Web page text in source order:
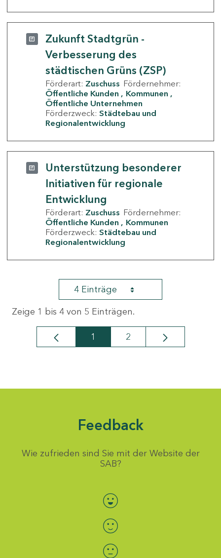
Zukunft Stadtgrün -
Verbesserung des
städtischen Grüns (ZSP)
Förderart: Zuschuss Fördernehmer:
Öffentliche Kunden
Kommunen
Öffentliche Unternehmen
Förderzweck: Städtebau und
Regionalentwicklung
Unterstützung besonderer
Initiativen für regionale
Entwicklung
Förderart: Zuschuss Fördernehmer:
Öffentliche Kunden
Kommunen
Förderzweck: Städtebau und
Regionalentwicklung
4 Einträge
Zeige 1 bis 4 von 5 Einträgen.
Seite
1 Seite
2
Feedback
Wie zufrieden sind Sie mit der Website der
SAB?
Bewertung auswählen